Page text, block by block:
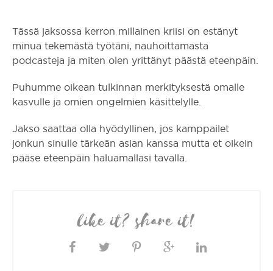
Tässä jaksossa kerron millainen kriisi on estänyt
minua tekemästä työtäni, nauhoittamasta
podcasteja ja miten olen yrittänyt päästä eteenpäin.
Puhumme oikean tulkinnan merkityksestä omalle
kasvulle ja omien ongelmien käsittelylle.
Jakso saattaa olla hyödyllinen, jos kamppailet
jonkun sinulle tärkeän asian kanssa mutta et oikein
pääse eteenpäin haluamallasi tavalla.
like it? share it!